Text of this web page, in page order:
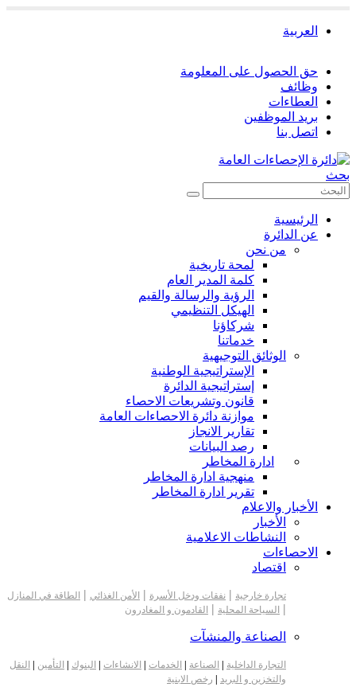
العربية
حق الحصول على المعلومة
وظائف
العطاءات
بريد الموظفين
اتصل بنا
بحث
الرئيسية
عن الدائرة
من نحن
لمحة تاريخية
كلمة المدير العام
الرؤية والرسالة والقيم
الهيكل التنظيمي
شركاؤنا
خدماتنا
الوثائق التوجيهية
الإستراتيجية الوطنية
إستراتيجية الدائرة
قانون وتشريعات الاحصاء
موازنة دائرة الاحصاءات العامة
تقارير الانجاز
رصد البيانات
ادارة المخاطر
منهجية ادارة المخاطر
تقرير ادارة المخاطر
الأخبار والاعلام
الأخبار
النشاطات الاعلامية
الاحصاءات
اقتصاد
تجارة خارجية | نفقات ودخل الأسرة | الأمن الغذائي | الطاقة في المنازل
| السياحة المحلية | القادمون و المغادرون
الصناعة والمنشآت
التجارة الداخلية الصناعة الخدمات الانشاءات البنوك التأمين
النقل
والتخزين و البريد
رخص الابنية